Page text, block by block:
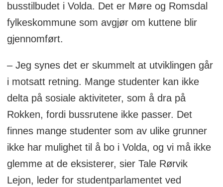
busstilbudet i Volda. Det er Møre og Romsdal
fylkeskommune som avgjør om kuttene blir
gjennomført.
– Jeg synes det er skummelt at utviklingen går
i motsatt retning. Mange studenter kan ikke
delta på sosiale aktiviteter, som å dra på
Rokken, fordi bussrutene ikke passer. Det
finnes mange studenter som av ulike grunner
ikke har mulighet til å bo i Volda, og vi må ikke
glemme at de eksisterer, sier Tale Rørvik
Lejon, leder for studentparlamentet ved